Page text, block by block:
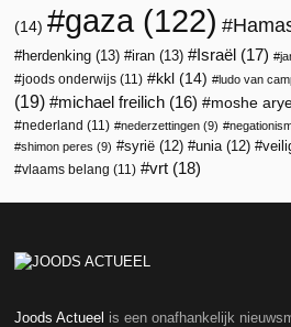
(14) gaza (122)
herdenking (13) iran (13) Israël (17)
joods onderwijs (11) kkl (14) ludo van
(19)
michael freilich (16) moshe
nederland (11) nederzettingen (9)
shimon peres (9) syrië (12) unia (12)
vlaams belang (11) vrt (18)
Joods Actueel is een onafhankelijk